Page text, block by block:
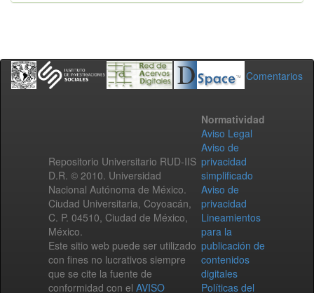
Comentarios
Repositorio Universitario RUD-IIS
D.R. © 2010. Universidad
Nacional Autónoma de México.
Ciudad Universitaria, Coyoacán,
C. P. 04510, Ciudad de México,
México.
Este sitio web puede ser utilizado
con fines no lucrativos siempre
que se cite la fuente de
conformidad con el AVISO
Normatividad
Aviso Legal
Aviso de
privacidad
simplificado
Aviso de
privacidad
Lineamientos
para la
publicación de
contenidos
digitales
Políticas del